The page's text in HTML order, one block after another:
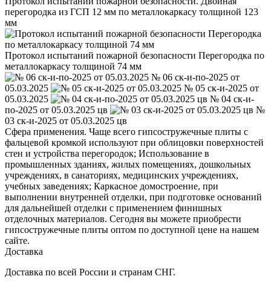
перегородка из ГСП 12 мм по металлокаркасу толщиной 123
мм
Протокол испытаний пожарной безопасности Перегородка по
металлокаркасу толщиной 74 мм
№ 06 ск-и-по-2025 от
05.03.2025
№ 05 ск-и-2025 от
05.03.2025
№ 04 ск-и-
по-2025 от 05.03.2025 цв
№
03 ск-и-2025 от 05.03.2025 цв
Сфера применения. Чаще всего гипсостружечные плиты с
фальцевой кромкой используют при облицовки поверхностей
стен и устройства перегородок; Использование в
промышленных зданиях, жилых помещениях, дошкольных
учреждениях, в санаториях, медицинских учреждениях,
учебных заведениях; Каркасное домостроение, при
выполнении внутренней отделки, при подготовке оснований
для дальнейшей отделки с применением финишных
отделочных материалов. Сегодня вы можете приобрести
гипсостружечные плиты оптом по доступной цене на нашем
сайте.
Доставка
Доставка по всей России и странам СНГ.